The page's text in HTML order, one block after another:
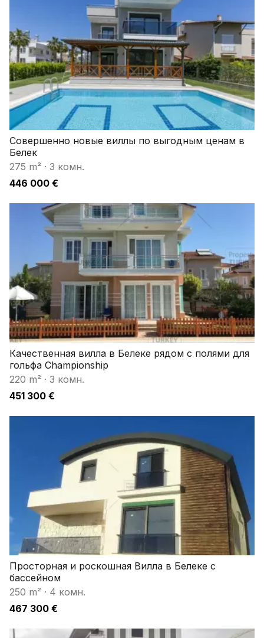
Совершенно новые виллы по выгодным ценам в
Белек
275 m² · 3 комн.
446 000 €
Качественная вилла в Белеке рядом с полями для
гольфа Championship
220 m² · 3 комн.
451 300 €
Просторная и роскошная Вилла в Белеке с
бассейном
250 m² · 4 комн.
467 300 €